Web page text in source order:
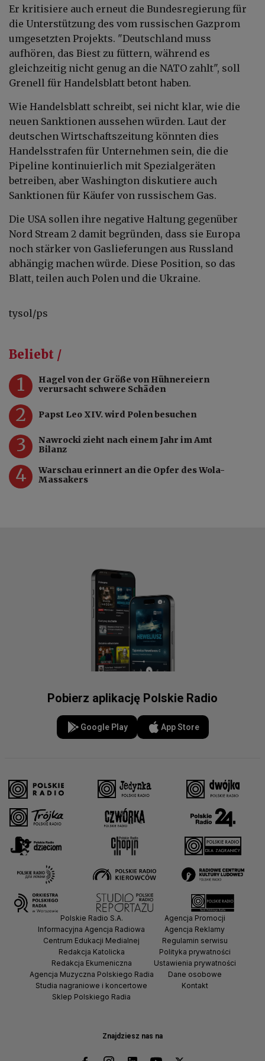
Er kritisiere auch erneut die Bundesregierung für
die Unterstützung des vom russischen Gazprom
umgesetzten Projekts. "Deutschland muss
aufhören, das Biest zu füttern, während es
gleichzeitig nicht genug an die NATO zahlt", soll
Grenell für Handelsblatt betont haben.
Wie Handelsblatt schreibt, sei nicht klar, wie die
neuen Sanktionen aussehen würden. Laut der
deutschen Wirtschaftszeitung könnten dies
Handelsstrafen für Unternehmen sein, die die
Pipeline kontinuierlich mit Spezialgeräten
betreiben, aber Washington diskutiere auch
Sanktionen für Käufer von russischem Gas.
Die USA sollen ihre negative Haltung gegenüber
Nord Stream 2 damit begründen, dass sie Europa
noch stärker von Gaslieferungen aus Russland
abhängig machen würde. Diese Position, so das
Blatt, teilen auch Polen und die Ukraine.
tysol/ps
Beliebt /
1
Hagel von der Größe von Hühnereiern
verursacht schwere Schäden
2 Papst Leo XIV. wird Polen besuchen
3
Nawrocki zieht nach einem Jahr im Amt
Bilanz
4
Warschau erinnert an die Opfer des Wola-
Massakers
Pobierz aplikację Polskie Radio
Google Play App Store
Znajdziesz nas na
Polskie Radio S.A.
Informacyjna Agencja Radiowa
Centrum Edukacji Medialnej
Redakcja Katolicka
Redakcja Ekumeniczna
Agencja Muzyczna Polskiego Radia
Studia nagraniowe i koncertowe
Sklep Polskiego Radia
Agencja Promocji
Agencja Reklamy
Regulamin serwisu
Polityka prywatności
Ustawienia prywatności
Dane osobowe
Kontakt